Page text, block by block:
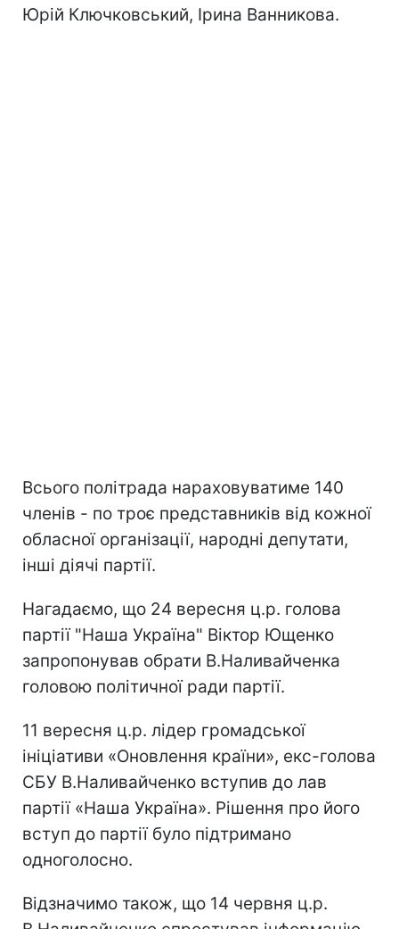
Юрій Ключковський, Ірина Ванникова.
Всього політрада нараховуватиме 140
членів - по троє представників від кожної
обласної організації, народні депутати,
інші діячі партії.
Нагадаємо, що 24 вересня ц.р. голова
партії "Наша Україна" Віктор Ющенко
запропонував обрати В.Наливайченка
головою політичної ради партії.
11 вересня ц.р. лідер громадської
ініціативи «Оновлення країни», екс-голова
СБУ В.Наливайченко вступив до лав
партії «Наша Україна». Рішення про його
вступ до партії було підтримано
одноголосно.
Відзначимо також, що 14 червня ц.р.